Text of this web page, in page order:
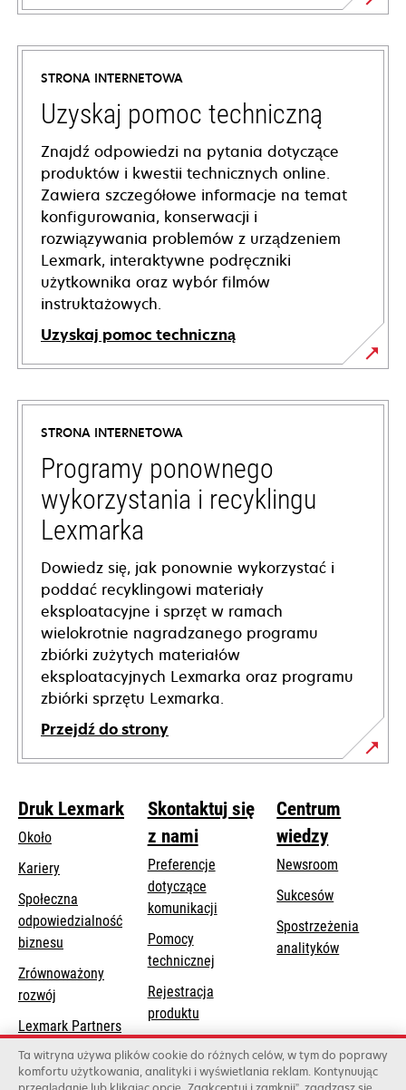
STRONA INTERNETOWA
Uzyskaj pomoc techniczną
Znajdź odpowiedzi na pytania dotyczące
produktów i kwestii technicznych online.
Zawiera szczegółowe informacje na temat
konfigurowania, konserwacji i
rozwiązywania problemów z urządzeniem
Lexmark, interaktywne podręczniki
użytkownika oraz wybór filmów
instruktażowych.
Uzyskaj pomoc techniczną
opens
in
new
tab
STRONA INTERNETOWA
Programy ponownego
wykorzystania i recyklingu
Lexmarka
Dowiedz się, jak ponownie wykorzystać i
poddać recyklingowi materiały
eksploatacyjne i sprzęt w ramach
wielokrotnie nagradzanego programu
zbiórki zużytych materiałów
eksploatacyjnych Lexmarka oraz programu
zbiórki sprzętu Lexmarka.
Przejdź do strony
Druk Lexmark
Około
Kariery
Społeczna
odpowiedzialność
biznesu
a
tab
Zrównoważony
rozwój
Lexmark Partners
Skontaktuj się
z nami
Preferencje
dotyczące
komunikacji
Pomocy
technicznejopens
a
tab
Rejestracja
produktu
Znajdź dealera
Lista hurtowni
Centrum
wiedzy
Newsroom
Sukcesów
Spostrzeżenia
analityków
Ta witryna używa plików cookie do różnych celów, w tym do poprawy
komfortu użytkowania, analityki i wyświetlania reklam. Kontynuując